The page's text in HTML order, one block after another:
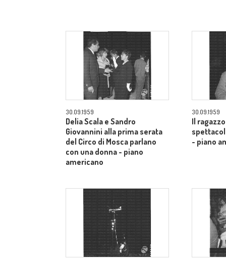
30.09.1959
Delia Scala e Sandro
Giovannini alla prima serata
del Circo di Mosca parlano
con una donna - piano
americano
30.09.1959
Il
- piano